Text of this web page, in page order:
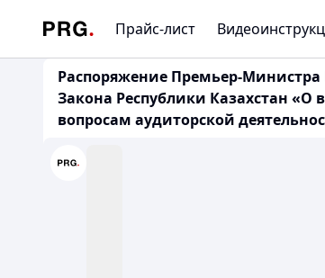
Прайс-лист
Распоряжение Премьер-Министра
Закона Республики Казахстан
вопросам аудиторской